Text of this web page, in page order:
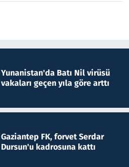
Yunanistan'da Batı Nil virüsü
vakaları geçen yıla göre arttı
Gaziantep FK, forvet Serdar
Dursun'u kadrosuna kattı